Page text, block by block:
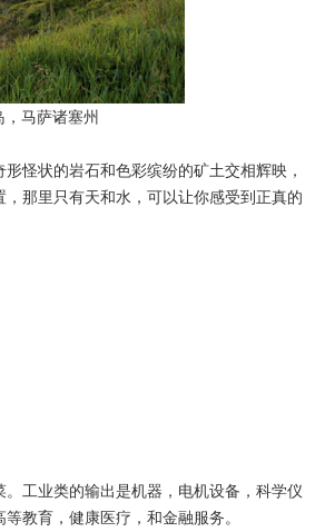
马萨诸塞州
怪状的岩石和色彩缤纷的矿土交相辉映，
那里只有天和水，可以让你感受到正真的
工业类的输出是机器，电机设备，科学仪
教育，健康医疗，和金融服务。